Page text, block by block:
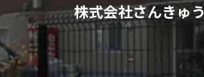
株式会社さんきゅう